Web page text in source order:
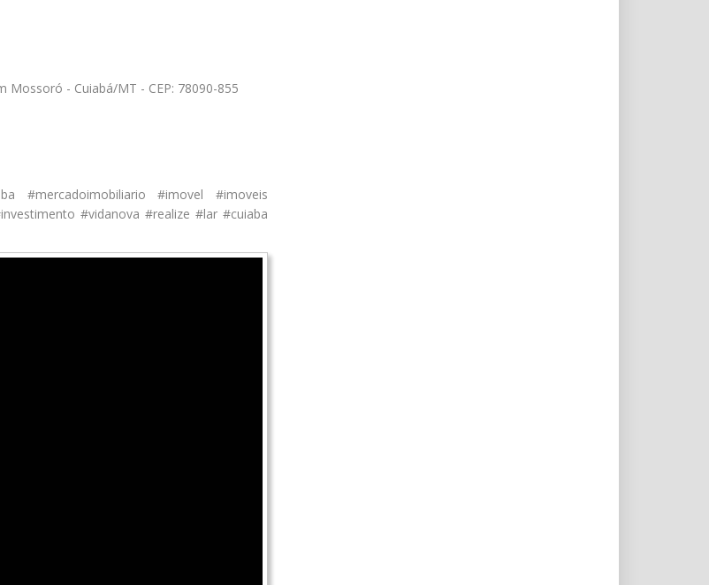
Mossoró - Cuiabá/MT - CEP: 78090-855
#mercadoimobiliario #imovel #imoveis
#vidanova #realize #lar #cuiaba